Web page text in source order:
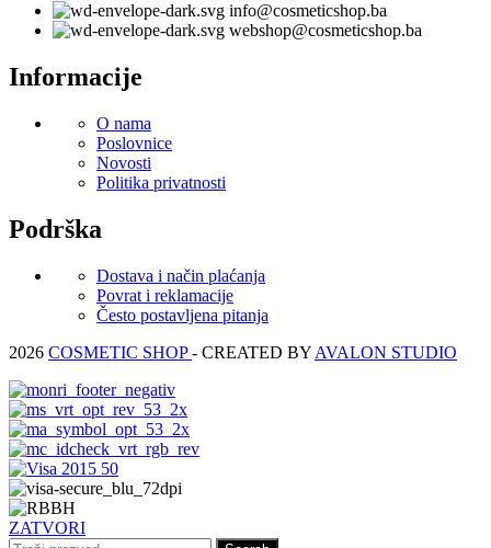
info@cosmeticshop.ba
webshop@cosmeticshop.ba
Informacije
O nama
Poslovnice
Novosti
Politika privatnosti
Podrška
Dostava i način plaćanja
Povrat i reklamacije
Često postavljena pitanja
2026 COSMETIC SHOP- CREATED BY AVALON STUDIO
ZATVORI